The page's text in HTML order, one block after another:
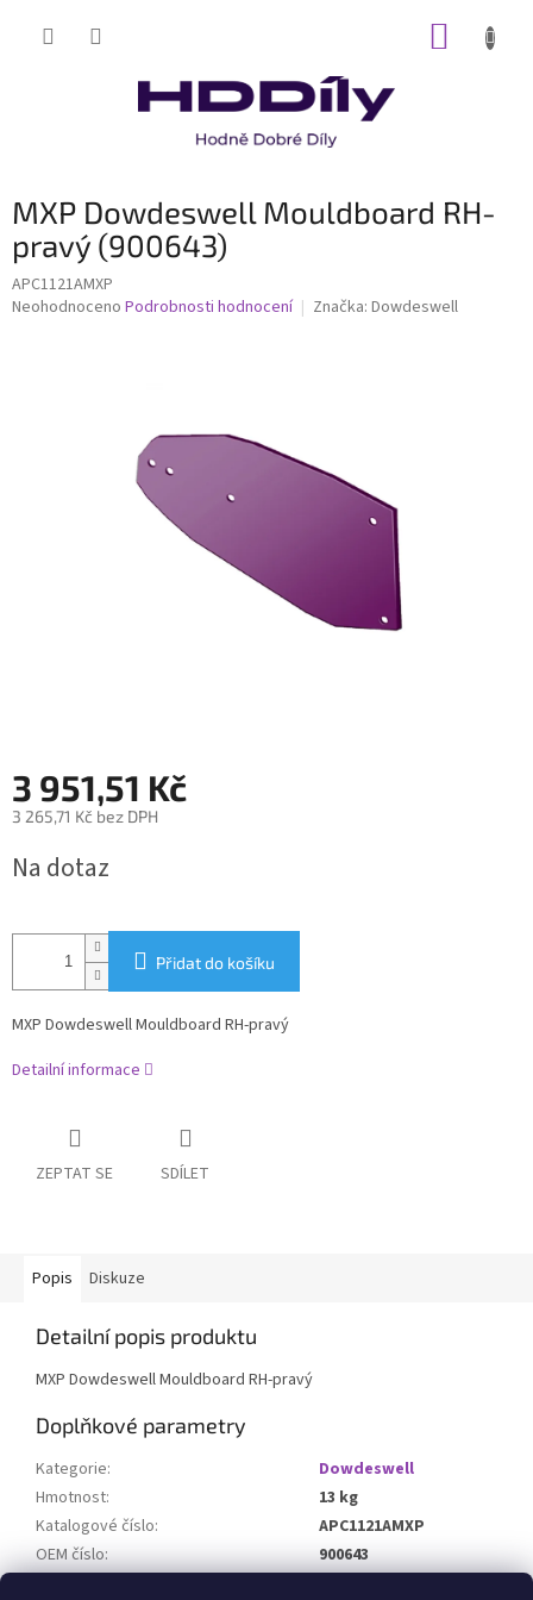
MXP Dowdeswell Mouldboard RH-
pravý (900643)
APC1121AMXP
Průměrné
Neohodnoceno Podrobnosti hodnocení Značka: Dowdeswell
3 951,51 Kč
3 265,71 Kč bez DPH
cena:
Na dotaz
Přidat do košíku
MXP Dowdeswell Mouldboard RH-pravý
Detailní informace
ZEPTAT SE SDÍLET
Popis Diskuze
Detailní popis produktu
MXP Dowdeswell Mouldboard RH-pravý
Doplňkové parametry
Kategorie:
Dowdeswell
Hmotnost:
13 kg
Katalogové číslo:
APC1121AMXP
OEM číslo:
900643